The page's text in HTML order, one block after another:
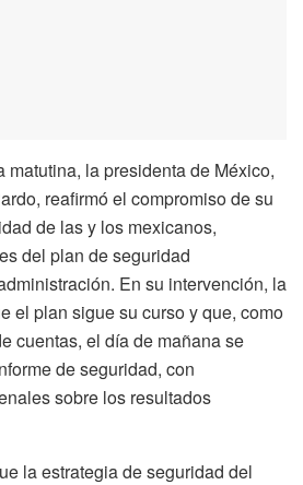
matutina, la presidenta de México,
reafirmó el compromiso de su
de las y los mexicanos,
del plan de seguridad
En su intervención, la
el plan sigue su curso y que, como
cuentas, el día de mañana se
de seguridad, con
sobre los resultados
la estrategia de seguridad del